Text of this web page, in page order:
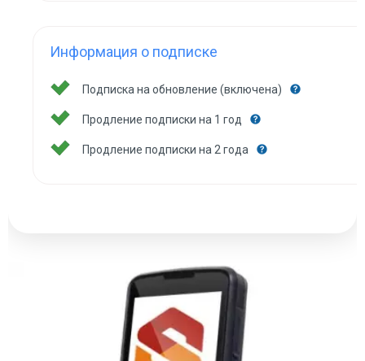
Информация о подписке
Подписка на обновление (включена)
Продление подписки на 1 год
Продление подписки на 2 года